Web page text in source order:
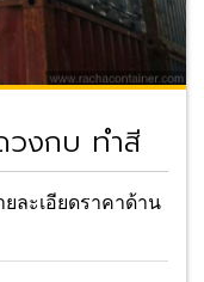
วงกบ ทำสี
ละเอียดราคาด้าน